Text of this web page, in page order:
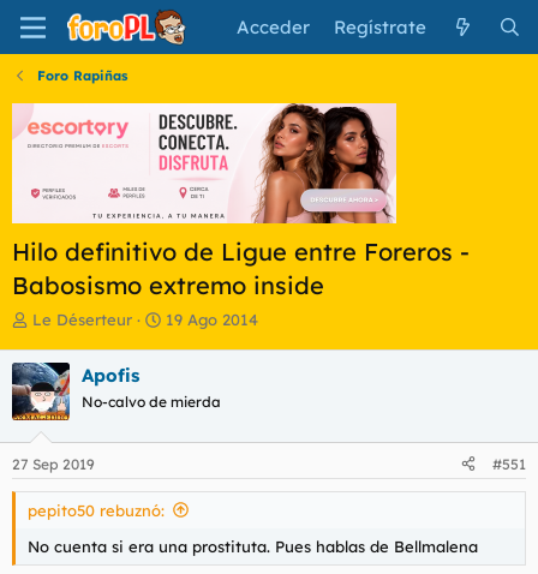
Acceder Regístrate
Foro Rapiñas
Hilo definitivo de Ligue entre Foreros -
Babosismo extremo inside
I
i
c
i
a
d
o
r
d
l
Le Déserteur
F
a
e
n
i
19 Ago 2014
Apofis
No-calvo de mierda
27 Sep 2019 #551
pepito50 rebuznó:
No cuenta si era una prostituta. Pues hablas de Bellmalena